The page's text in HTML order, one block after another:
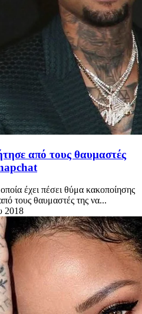
από τους θαυμαστές
έχει πέσει θύμα κακοποίησης
τους θαυμαστές της να...
2018